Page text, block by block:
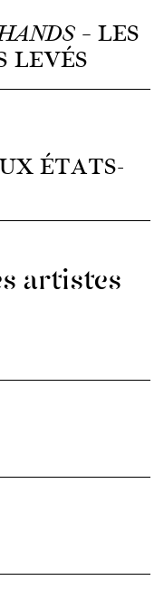
– LES
LEVÉS
ÉTATS-
artistes